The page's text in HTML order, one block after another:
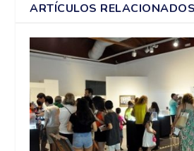
ARTÍCULOS RELACIONADOS